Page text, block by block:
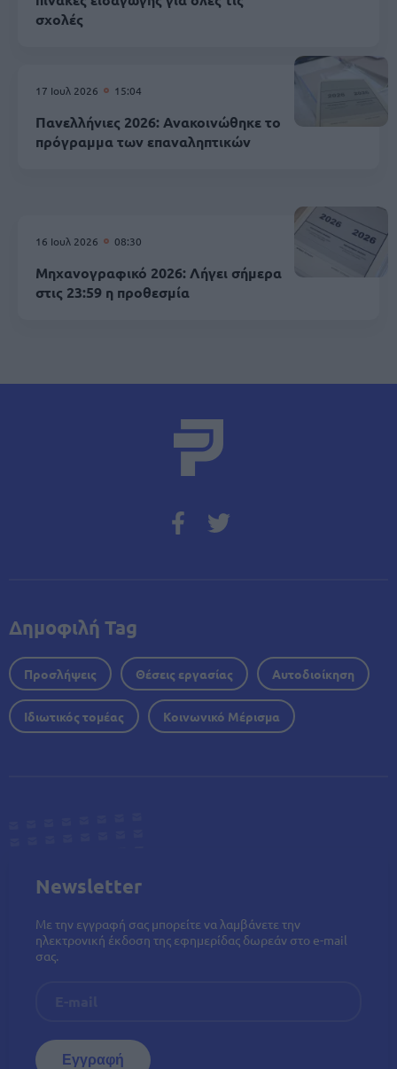
σχολές
17 Ιουλ 2026 15:04
Πανελλήνιες 2026: Ανακοινώθηκε το
πρόγραμμα των επαναληπτικών
16 Ιουλ 2026 08:30
Μηχανογραφικό 2026: Λήγει σήμερα
στις 23:59 η προθεσμία
Δημοφιλή Tag
Προσλήψεις Θέσεις εργασίας Αυτοδιοίκηση
Ιδιωτικός τομέας Κοινωνικό Μέρισμα
Newsletter
Με την εγγραφή σας μπορείτε να λαμβάνετε την
ηλεκτρονική έκδοση της εφημερίδας δωρεάν στο e-mail
σας.